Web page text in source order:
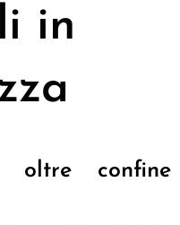
in
oltre confine